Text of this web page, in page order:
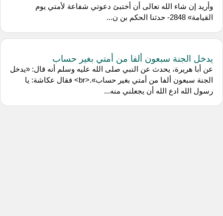
وأريد إن شاء الله تعالى أن أختبئ دعوتي شفاعة لأمتي يوم
القيامة» 2848- حدثنا الحكم بن ن...
يدخل الجنة سبعون ألفا من أمتي بغير حساب
عن أبا هريرة، يحدث عن النبي صلى الله عليه وسلم أنه قال: «يدخل
الجنة سبعون ألفا من أمتي بغير حساب».<br> فقال عكاشة: يا
رسول الله ادع الله أن يجعلني منه...